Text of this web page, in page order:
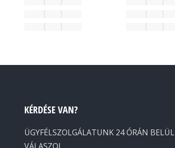
KÉRDÉSE VAN?
ÜGYFÉLSZOLGÁLATUNK 24 ÓRÁN BELÜL